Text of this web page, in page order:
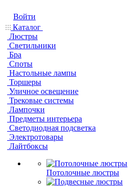
Войти
Каталог
Люстры
Светильники
Бра
Споты
Настольные лампы
Торшеры
Уличное освещение
Трековые системы
Лампочки
Предметы интерьера
Светодиодная подсветка
Электротовары
Лайтбоксы
Потолочные люстры